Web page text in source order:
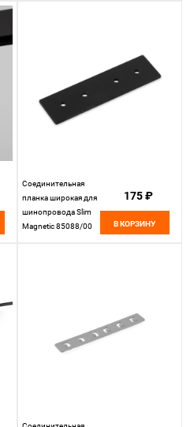
Соединительная
планка широкая для
шинопровода Slim
Magnetic 85088/00
175 ₽
В КОРЗИНУ